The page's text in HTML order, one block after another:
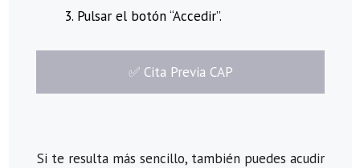
Pulsar el botón “Accedir”.
​✅​ Cita Previa CAP
Si te resulta más sencillo, también puedes acudir